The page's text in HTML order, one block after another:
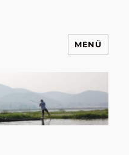
MENÜ